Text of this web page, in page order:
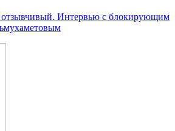
Интервью с блокирующим